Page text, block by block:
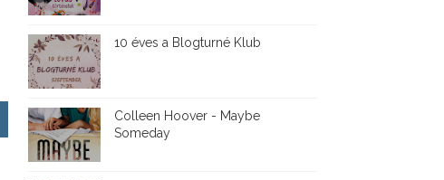
10 éves a Blogturné Klub
Colleen Hoover - Maybe
Someday